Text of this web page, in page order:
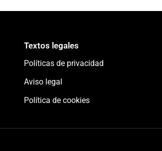
Textos legales
Políticas de privacidad
Aviso legal
Política de cookies